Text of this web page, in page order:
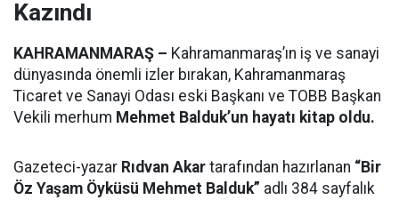
Kazındı
KAHRAMANMARAŞ – Kahramanmaraş’ın iş ve sanayi
dünyasında önemli izler bırakan, Kahramanmaraş
Ticaret ve Sanayi Odası eski Başkanı ve TOBB Başkan
Vekili merhum Mehmet Balduk’un hayatı kitap oldu.
Gazeteci-yazar Rıdvan Akar tarafından hazırlanan “Bir
Öz Yaşam Öyküsü Mehmet Balduk” adlı 384 sayfalık